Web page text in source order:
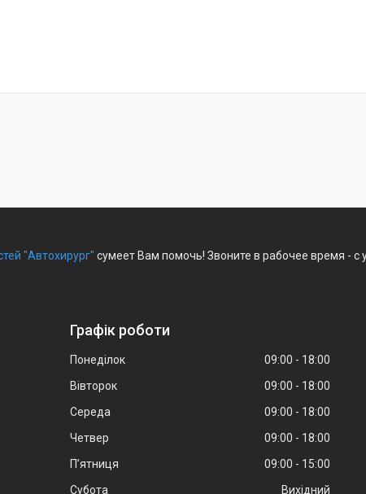
"Автохирург" сумеет Вам помочь! Звоните в рабочее время -
Графік роботи
Понеділок 09:00
18:00
Вівторок
09:00
18:00
Середа
09:00
18:00
Четвер
09:00
18:00
Пʼятниця
09:00
15:00
Субота
Вихідний